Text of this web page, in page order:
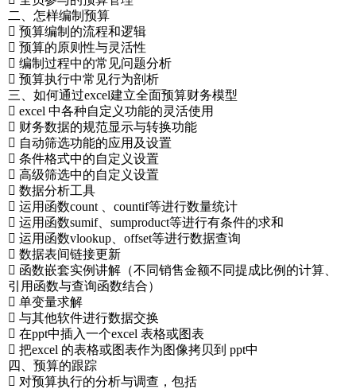
二、怎样编制预算
 预算编制的流程和逻辑
 预算的原则性与灵活性
 编制过程中的常见问题分析
 预算执行中常见行为剖析
三、如何通过excel建立全面预算财务模型
 excel 中各种自定义功能的灵活使用
 财务数据的规范显示与转换功能
 自动筛选功能的应用及设置
 条件格式中的自定义设置
 高级筛选中的自定义设置
 数据分析工具
 运用函数count 、countif等进行数量统计
 运用函数sumif、sumproduct等进行有条件的求和
 运用函数vlookup、offset等进行数据查询
 数据表间链接更新
 函数嵌套实例讲解（不同销售金额不同提成比例的计算、
引用函数与查询函数结合）
 单变量求解
 与其他软件进行数据交换
 在ppt中插入一个excel 表格或图表
 把excel 的表格或图表作为图像拷贝到 ppt中
四、预算的跟踪
 对预算执行的分析与调查，包括